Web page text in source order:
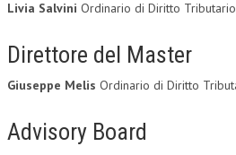
Livia Salvini Ordinario di Diritto Tributario
Direttore del Master
Giuseppe Melis Ordinario di Diritto
Advisory Board